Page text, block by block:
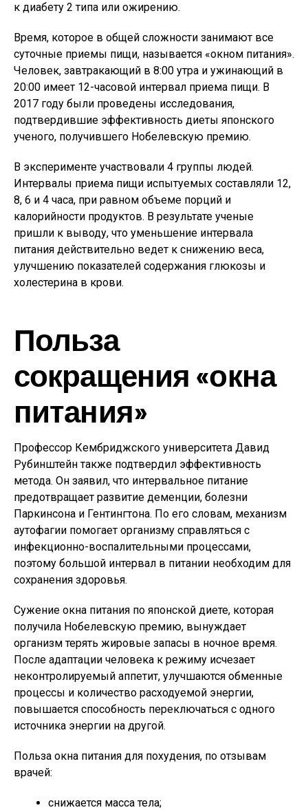
к диабету 2 типа или ожирению.
Время, которое в общей сложности занимают все
суточные приемы пищи, называется «окном питания».
Человек, завтракающий в 8:00 утра и ужинающий в
20:00 имеет 12-часовой интервал приема пищи. В
2017 году были проведены исследования,
подтвердившие эффективность диеты японского
ученого, получившего Нобелевскую премию.
В эксперименте участвовали 4 группы людей.
Интервалы приема пищи испытуемых составляли 12,
8, 6 и 4 часа, при равном объеме порций и
калорийности продуктов. В результате ученые
пришли к выводу, что уменьшение интервала
питания действительно ведет к снижению веса,
улучшению показателей содержания глюкозы и
холестерина в крови.
Польза
сокращения «окна
питания»
Профессор Кембриджского университета Давид
Рубинштейн также подтвердил эффективность
метода. Он заявил, что интервальное питание
предотвращает развитие деменции, болезни
Паркинсона и Гентингтона. По его словам, механизм
аутофагии помогает организму справляться с
инфекционно-воспалительными процессами,
поэтому большой интервал в питании необходим для
сохранения здоровья.
Сужение окна питания по японской диете, которая
получила Нобелевскую премию, вынуждает
организм терять жировые запасы в ночное время.
После адаптации человека к режиму исчезает
неконтролируемый аппетит, улучшаются обменные
процессы и количество расходуемой энергии,
повышается способность переключаться с одного
источника энергии на другой.
Польза окна питания для похудения, по отзывам
врачей:
снижается масса тела;